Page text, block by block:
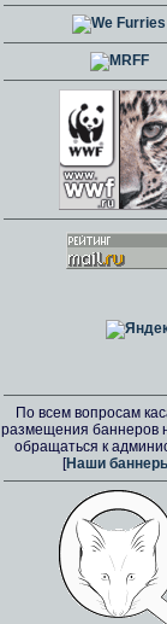
По всем вопросам
размещения баннеров
обращаться к
[Наши